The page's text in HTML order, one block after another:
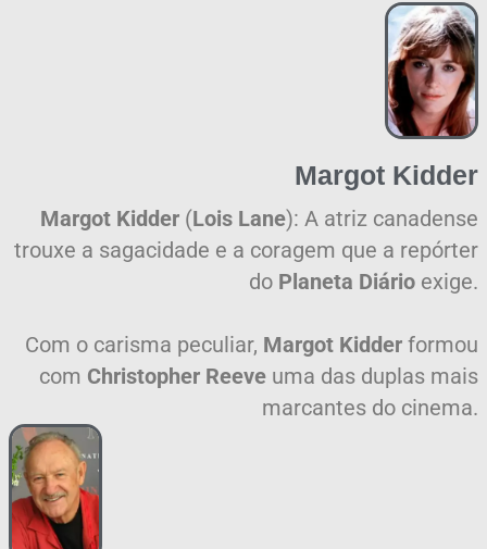
Margot Kidder
Margot Kidder (Lois Lane): A atriz canadense
trouxe a sagacidade e a coragem que a repórter
do Planeta Diário exige.
Com o carisma peculiar, Margot Kidder formou
com Christopher Reeve uma das duplas mais
marcantes do cinema.